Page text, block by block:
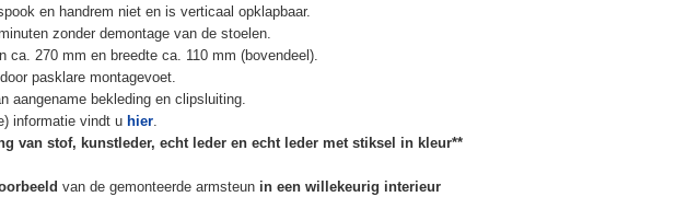
en handrem niet en is verticaal opklapbaar.
zonder demontage van de stoelen.
ca. 270 mm en breedte ca. 110 mm (bovendeel).
pasklare montagevoet.
aangename bekleding en clipsluiting.
informatie vindt u hier.
van stof, kunstleder, echt leder en echt leder met stiksel in kleur**
van de gemonteerde armsteun in een willekeurig interieur